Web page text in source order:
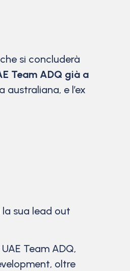
si concluderà
Team ADQ già a
e l’ex
la sua lead out
Team ADQ,
oltre